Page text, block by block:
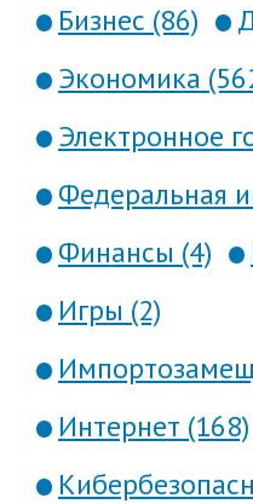
Бизнес (86)
Экономика
Электронное
Федеральная
Финансы (4)
Игры (2)
Интернет (168)